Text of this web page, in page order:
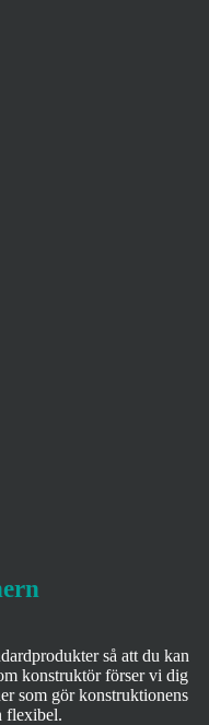
så att du kan
konstruktör förser vi dig
som gör konstruktionens
flexibel.